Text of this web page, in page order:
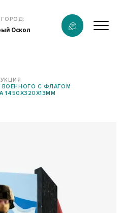
Оскол
работы
ВОЕННОГО С ФЛАГОМ
1450Х320Х13ММ